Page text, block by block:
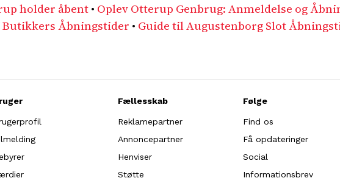
holder åbent• Oplev Otterup Genbrug: Anmeldelse og
Butikkers Åbningstider • Guide til Augustenborg Slot
Fællesskab
Reklamepartner
Annoncepartner
Henviser
Støtte
Følge
Find os
Få opdateringer
Social
Informationsbrev